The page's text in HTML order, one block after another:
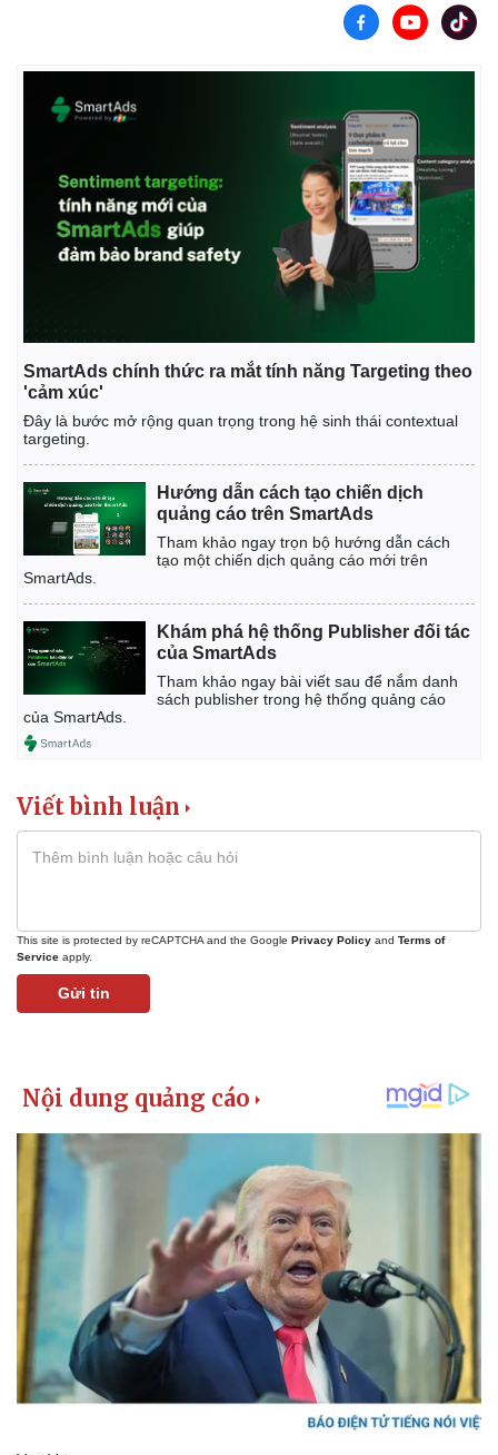
Pháp luật
Vụ án
SmartAds chính thức ra mắt tính năng Targeting theo
'cảm xúc'
Đây là bước mở rộng quan trọng trong hệ sinh thái contextual
targeting.
Hướng dẫn cách tạo chiến dịch
quảng cáo trên SmartAds
Tham khảo ngay trọn bộ hướng dẫn cách
tạo một chiến dịch quảng cáo mới trên
SmartAds.
Khám phá hệ thống Publisher đối tác
của SmartAds
Tham khảo ngay bài viết sau để nắm danh
sách publisher trong hệ thống quảng cáo
của SmartAds.
Viết bình luận
This site is protected by reCAPTCHA and the Google Privacy Policy and Terms of
Service apply.
Gửi tin